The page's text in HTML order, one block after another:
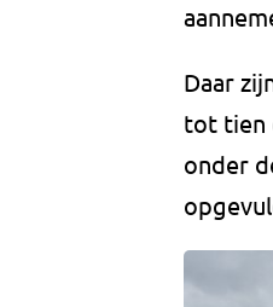
Daar
tot tien
onder